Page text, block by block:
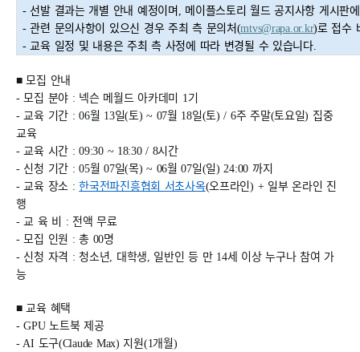
- 선발 결과는 개별 안내 예정이며, 메이플스토리 월드 공지사항 게시판
- 관련 문의사항이 있으신 경우 주최 측 문의처(mtvs@rapa.or.kr)로 접수
- 교육 일정 및 내용은 주최 측 사정에 따라 변경될 수 있습니다.
■ 모집 안내
- 모집 분야 : 넥슨 메월드 아카데미 1기
- 교육 기간 : 06월 13일(토) ~ 07월 18일(토) / 6주 주말(토요일) 집중
교육
- 교육 시간 : 09:30 ~ 18:30 / 8시간
- 신청 기간 : 05월 07일(목) ~ 06월 07일(일) 24:00 까지
- 교육 장소 :한국전파진흥협회 서초사옥(오프라인) + 일부 온라인 진
행
- 교 육 비 : 전액 무료
- 모집 인원 : 총 00명
- 신청 자격 : 청소년, 대학생, 일반인 등 만 14세 이상 누구나 참여 가
능
■ 교육 혜택
- GPU 노트북 제공
- AI 도구(Claude Max) 지원(1개월)